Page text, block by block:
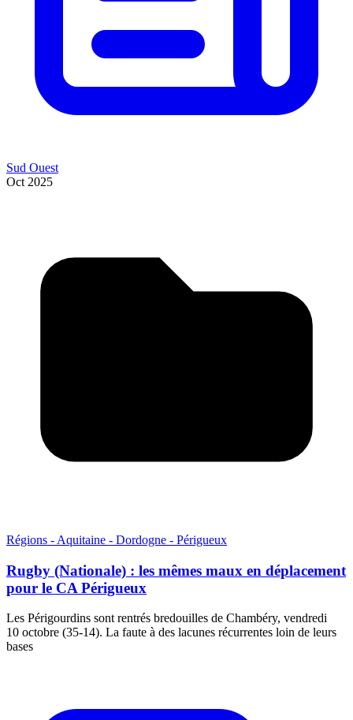
Sud Ouest
Oct 2025
Régions - Aquitaine - Dordogne - Périgueux
Rugby (Nationale) : les mêmes maux en déplacement
pour le CA Périgueux
Les Périgourdins sont rentrés bredouilles de Chambéry, vendredi
10 octobre (35-14). La faute à des lacunes récurrentes loin de leurs
bases